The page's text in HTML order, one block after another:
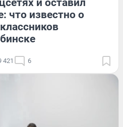
и оставил
что известно о
421 6